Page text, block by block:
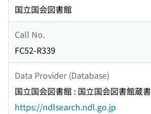
国立国会図書館
Call No.
FC52-R339
Data Provider (Database)
国立国会図書館 : 国立国会図書館蔵書
https://ndlsearch.ndl.go.jp